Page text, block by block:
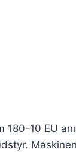
180-10 EU